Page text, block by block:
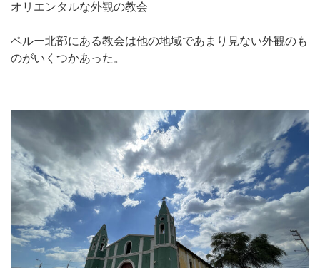
オリエンタルな外観の教会
ペルー北部にある教会は他の地域であまり見ない外観のも
のがいくつかあった。